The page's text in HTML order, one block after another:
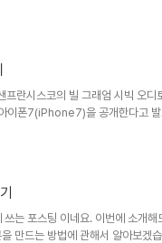
유저 중 하나구요. iOS 업데이트
/진동'버튼으로 시리 역시 무음 상
있습니다...
란시스코의 빌 그래엄 시빅 오디
폰7(iPhone7)을 공개한다고 발
큼, 실제로 공개가 되기전까지는
고 블루투스 또는 라이트닝 케이
수 있답니다. 사실, 3.5mm 이어폰
는 포스팅 이네요. 이번에 소개해
만드는 방법에 관해서 알아보겠